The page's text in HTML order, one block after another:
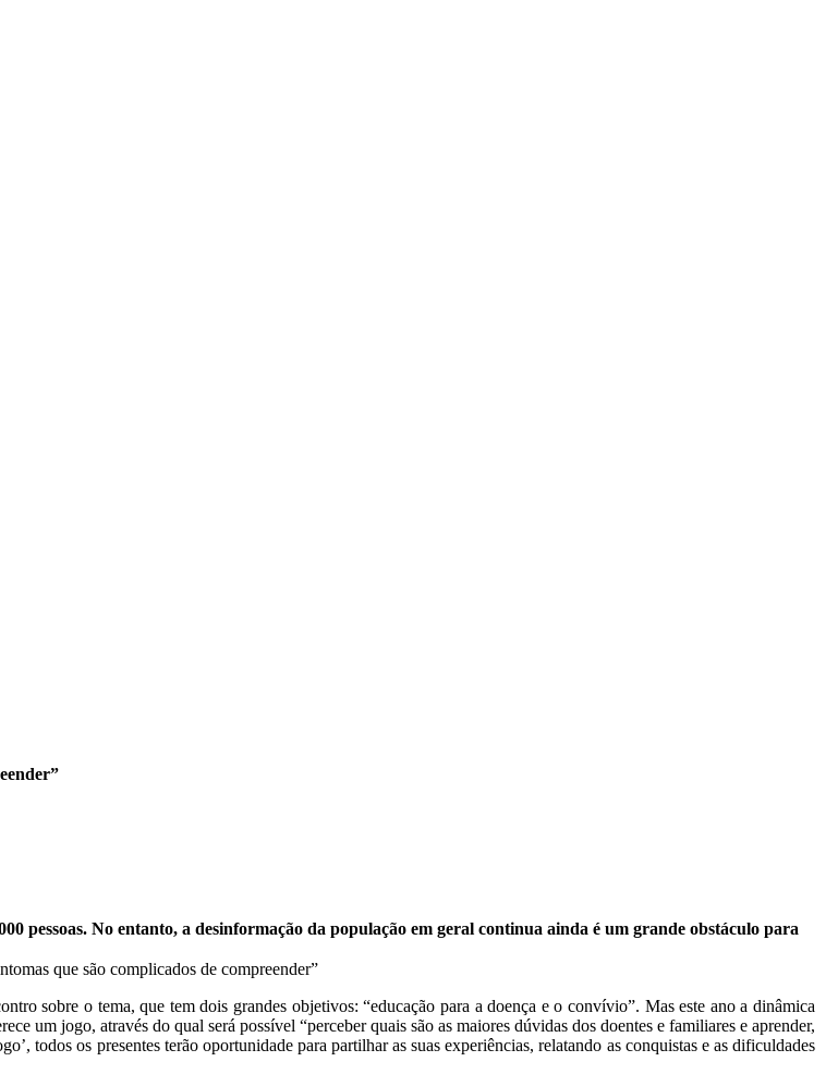
pessoas. No entanto, a desinformação da população em geral continua ainda é um grande obstáculo para
sobre o tema, que tem dois grandes objetivos: “educação para a doença e o convívio”. Mas este ano a dinâmica
um jogo, através do qual será possível “perceber quais são as maiores dúvidas dos doentes e familiares e aprender,
todos os presentes terão oportunidade para partilhar as suas experiências, relatando as conquistas e as dificuldades